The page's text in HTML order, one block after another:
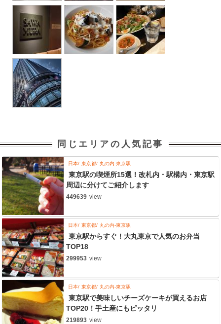
同じエリアの人気記事
日本 東京都 丸の内-東京駅
東京駅の喫煙所15選！改札内・駅構内・東京駅
周辺に分けてご紹介します
449639 view
日本 東京都 丸の内-東京駅
東京駅からすぐ！大丸東京で人気のお弁当
TOP18
299953 view
日本 東京都 丸の内-東京駅
東京駅で美味しいチーズケーキが買えるお店
TOP20！手土産にもピッタリ
219893 view